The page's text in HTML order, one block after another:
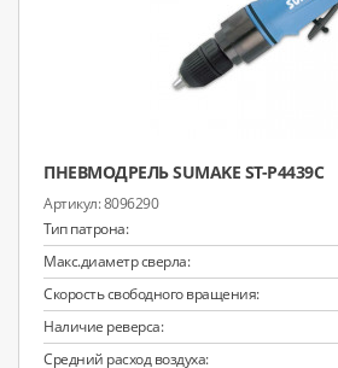
ПНЕВМОДРЕЛЬ SUMAKE ST-P4439C
8096290
Тип патрона:
Макс.диаметр сверла:
Скорость свободного вращения:
Наличие реверса:
Средний расход воздуха: